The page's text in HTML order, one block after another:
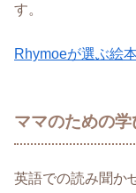
す。
Rhymoeが選ぶ絵
ママのための学
英語での読み聞か